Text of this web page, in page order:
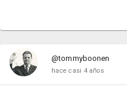
@tommyboonen
hace casi 4 años